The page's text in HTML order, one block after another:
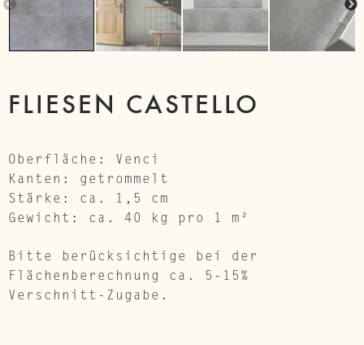
FLIESEN CASTELLO
Oberfläche: Venci
Kanten: getrommelt
Stärke: ca. 1,5 cm
Gewicht: ca. 40 kg pro 1 m²
Bitte berücksichtige bei der
Flächenberechnung ca. 5-15%
Verschnitt-Zugabe.